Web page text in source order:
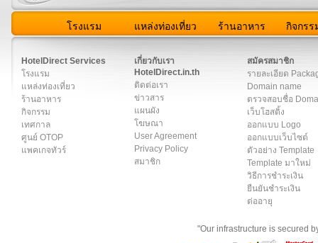
โรงแรม แหล่งท่องเที่ยว ร้านอาหาร กิจกรร
HotelDirect Services
โรงแรม
แหล่งท่องเที่ยว
ร้านอาหาร
กิจกรรม
เทศกาล
ศูนย์ OTOP
แพคเกจทัวร์
เกี่ยวกับเรา
HotelDirect.in.th
ติดต่อเรา
ข่าวสาร
แผนผัง
โฆษณา
User Agreement
Privacy Policy
สมาชิก
สมัครสมาชิก
รายละเอียด
Domain name
ตรวจสอบชื่อ
เว็บโฮสติ้ง
ออกแบบ Logo
ออกแบบเว็บไซต์
ตัวอย่าง Template
Template มาใหม่
วิธีการชำระเงิน
ยืนยันชำระเงิน
ต่ออายุ
"Our infrastructure is secured